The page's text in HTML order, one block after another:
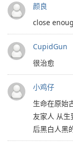
颜良
close
CupidGun
很治愈
小鸡仔
生命在原始
友家人 从
后黑白人黑